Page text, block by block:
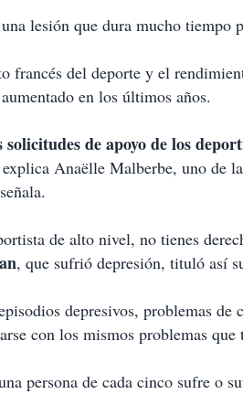
lesión que dura mucho tiempo
francés del deporte y el
en los últimos años.
solicitudes de apoyo de los
Anaëlle Malberbe, uno de
de alto nivel, no tienes
, que sufrió depresión, tituló así
depresivos, problemas
con los mismos problemas
persona de cada cinco sufre o